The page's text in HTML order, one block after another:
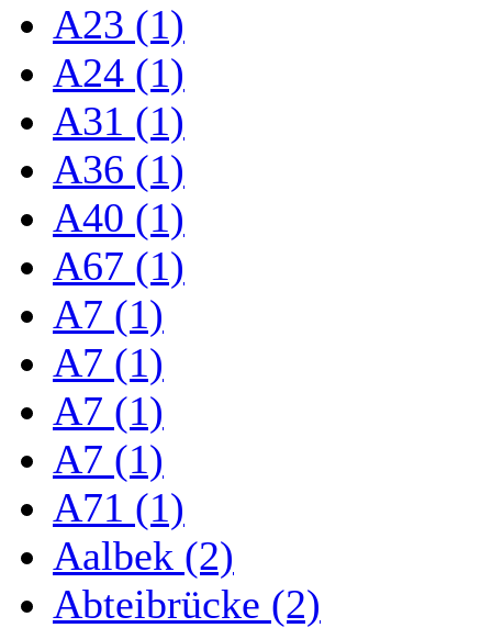
A23 (1)
A24 (1)
A31 (1)
A36 (1)
A40 (1)
A67 (1)
A7 (1)
A7 (1)
A7 (1)
A7 (1)
A71 (1)
Aalbek (2)
Abteibrücke (2)